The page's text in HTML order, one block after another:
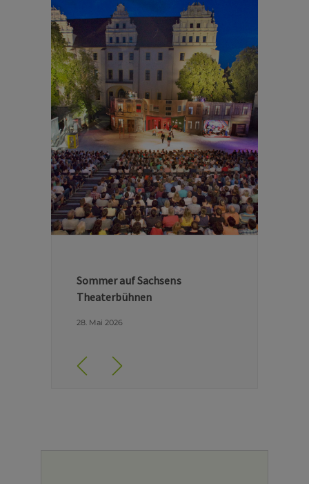
Hinter den Kulissen der Dresdner
Semperoper
29. April 2026